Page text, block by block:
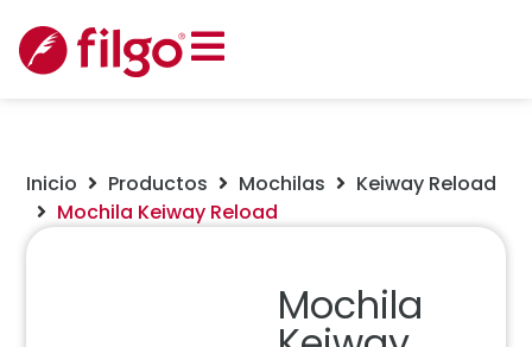
Inicio Productos Mochilas
Keiway Reload
Mochila Keiway Reload
Mochila